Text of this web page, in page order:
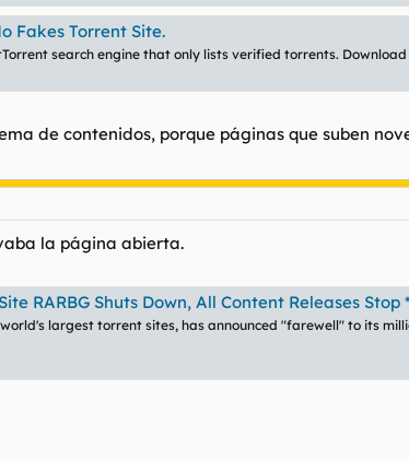
Fakes Torrent Site.
search engine that only lists verified torrents. Download
de contenidos, porque páginas que suben
la página abierta.
RARBG Shuts Down, All Content Releases Stop
world's largest torrent sites, has announced "farewell" to its